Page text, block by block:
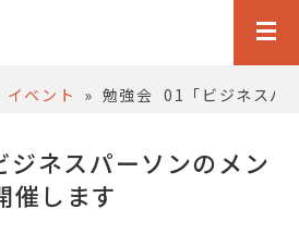
イベント » 勉強会_01「ビジネスパ
ネスパーソンのメン
催します